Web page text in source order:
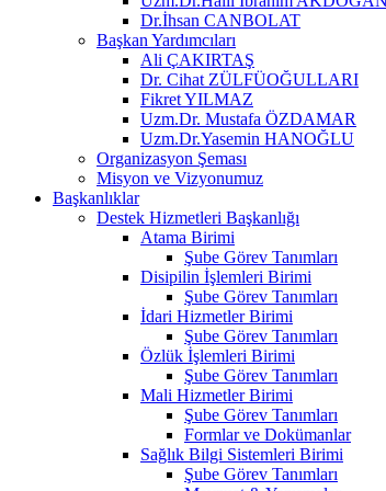
Dr.İhsan CANBOLAT
Başkan Yardımcıları
Ali ÇAKIRTAŞ
Dr. Cihat ZÜLFÜOĞULLARI
Fikret YILMAZ
Uzm.Dr. Mustafa ÖZDAMAR
Uzm.Dr.Yasemin HANOĞLU
Organizasyon Şeması
Misyon ve Vizyonumuz
Başkanlıklar
Destek Hizmetleri Başkanlığı
Atama Birimi
Şube Görev Tanımları
Disipilin İşlemleri Birimi
Şube Görev Tanımları
İdari Hizmetler Birimi
Şube Görev Tanımları
Özlük İşlemleri Birimi
Şube Görev Tanımları
Mali Hizmetler Birimi
Şube Görev Tanımları
Formlar ve Dokümanlar
Sağlık Bilgi Sistemleri Birimi
Şube Görev Tanımları